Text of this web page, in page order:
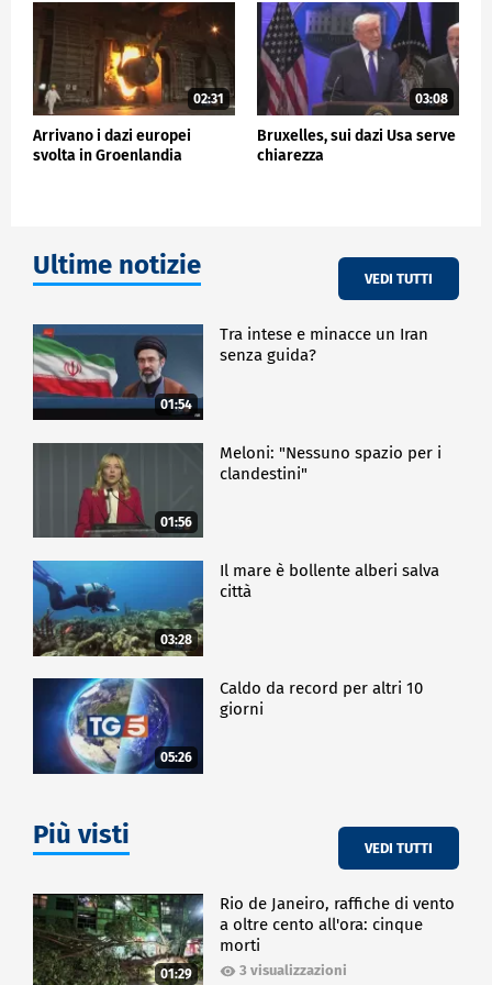
02:31
Arrivano i dazi europei
svolta in Groenlandia
03:08
Bruxelles, sui dazi Usa serve
chiarezza
Ultime notizie VEDI TUTTI
01:54
Tra intese e minacce un Iran
senza guida?
01:56
Meloni: "Nessuno spazio per i
clandestini"
03:28
Il mare è bollente alberi salva
città
05:26
Caldo da record per altri 10
giorni
Più visti VEDI TUTTI
01:29
Rio de Janeiro, raffiche di vento
a oltre cento all'ora: cinque
morti
3 visualizzazioni